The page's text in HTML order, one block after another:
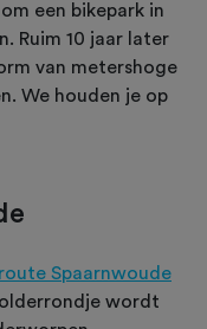
een bikepark in
Ruim 10 jaar later
van metershoge
We houden je op
Spaarnwoude
wordt